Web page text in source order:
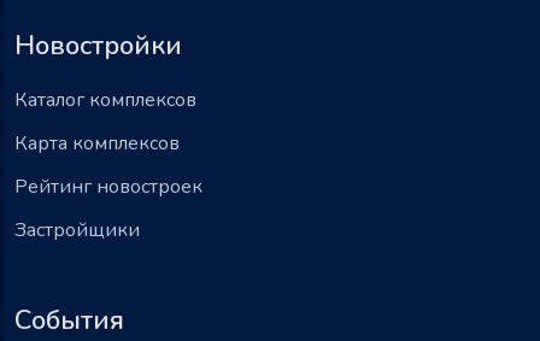
Новостройки
Каталог комплексов
Карта комплексов
Рейтинг новостроек
Застройщики
События